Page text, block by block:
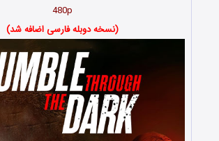
480p
(نسخه دوبله فارسی اضافه شد)